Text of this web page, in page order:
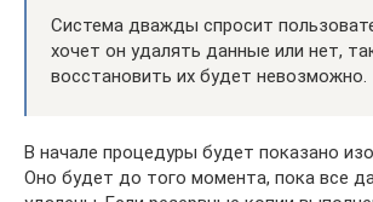
Система дважды спросит
хочет он удалять данные или нет,
восстановить их будет невозможно.
В начале процедуры будет показано
Оно будет до того момента, пока все